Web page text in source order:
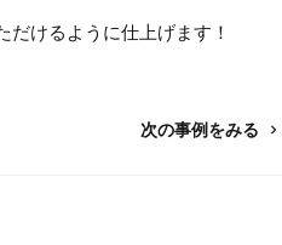
けるように仕上げます！
次の事例をみる